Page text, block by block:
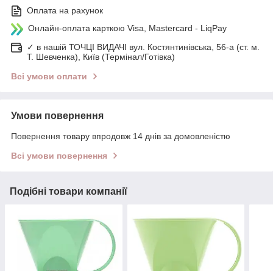
Оплата на рахунок
Онлайн-оплата карткою Visa, Mastercard - LiqPay
✓ в нашій ТОЧЦІ ВИДАЧІ вул. Костянтинівська, 56-а (ст. м.
Т. Шевченка), Київ (Термінал/Готівка)
Всі умови оплати
Умови повернення
Повернення товару впродовж 14 днів за домовленістю
Всі умови повернення
Подібні товари компанії